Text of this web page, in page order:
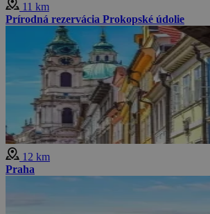
11 km
Prírodná rezervácia Prokopské údolie
12 km
Praha